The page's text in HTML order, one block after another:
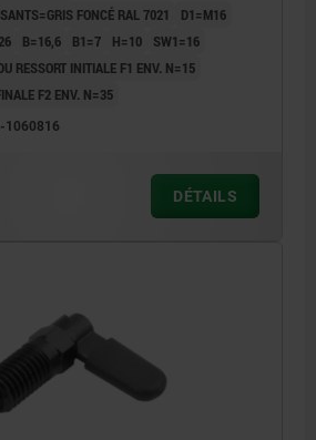
FONCÉ RAL 7021
D1=M16
B=16,6 B1=7 H=10
SW1=16
RESSORT INITIALE F1 ENV. N=15
F2 ENV. N=35
1060816
DÉTAILS